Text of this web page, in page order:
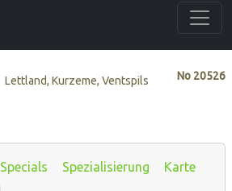
No 20526
Lettland, Kurzeme, Ventspils
Specials Spezialisierung Karte